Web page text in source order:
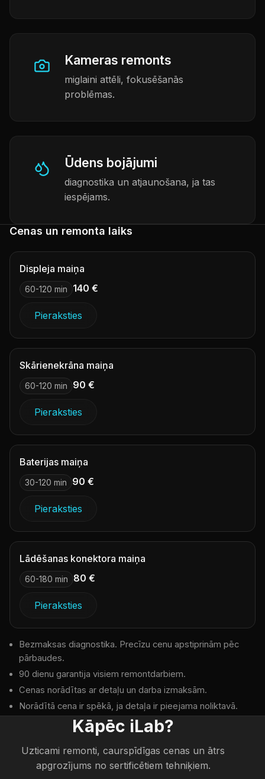
Kameras remonts
miglaini attēli, fokusēšanās
problēmas.
Ūdens bojājumi
diagnostika un atjaunošana, ja tas
iespējams.
Cenas un remonta laiks
Displeja maiņa
60-120 min 140 €
Pieraksties
Skārienekrāna maiņa
60-120 min 90 €
Pieraksties
Baterijas maiņa
30-120 min 90 €
Pieraksties
Lādēšanas konektora maiņa
60-180 min 80 €
Pieraksties
Bezmaksas diagnostika. Precīzu cenu apstiprinām pēc
pārbaudes.
90 dienu garantija visiem remontdarbiem.
Cenas norādītas ar detaļu un darba izmaksām.
Norādītā cena ir spēkā, ja detaļa ir pieejama noliktavā.
Kāpēc iLab?
Uzticami remonti, caurspīdīgas cenas un ātrs
apgrozījums no sertificētiem tehniķiem.